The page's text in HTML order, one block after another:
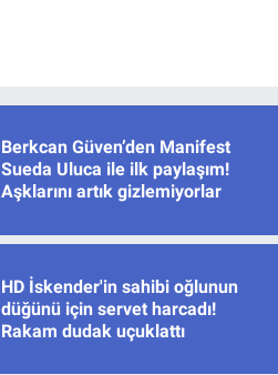
Berkcan Güven’den Manifest
Sueda Uluca ile ilk paylaşım!
Aşklarını artık gizlemiyorlar
HD İskender'in sahibi oğlunun
düğünü için servet harcadı!
Rakam dudak uçuklattı